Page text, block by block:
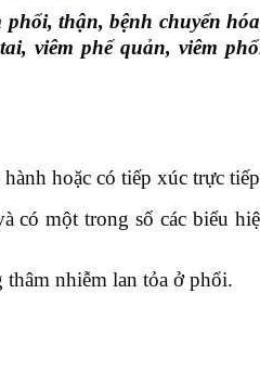
thận, bệnh chuyển
viêm phế quản, viêm
hoặc có tiếp xúc trực
có một trong số các biểu
nhiễm lan tỏa ở phổi.